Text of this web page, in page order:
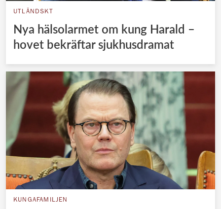
UTLÄNDSKT
Nya hälsolarmet om kung Harald –
hovet bekräftar sjukhusdramat
KUNGAFAMILJEN